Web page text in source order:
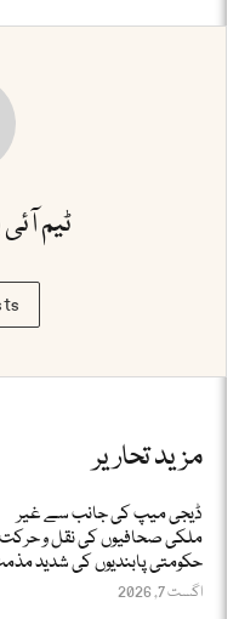
ٹیم
مزید تحاریر
ڈیجی میپ کی جانب سے غیر
ملکی صحافیوں کی نقل و حرکت
حکومتی پابندیوں کی شدید
اگست 7, 2026